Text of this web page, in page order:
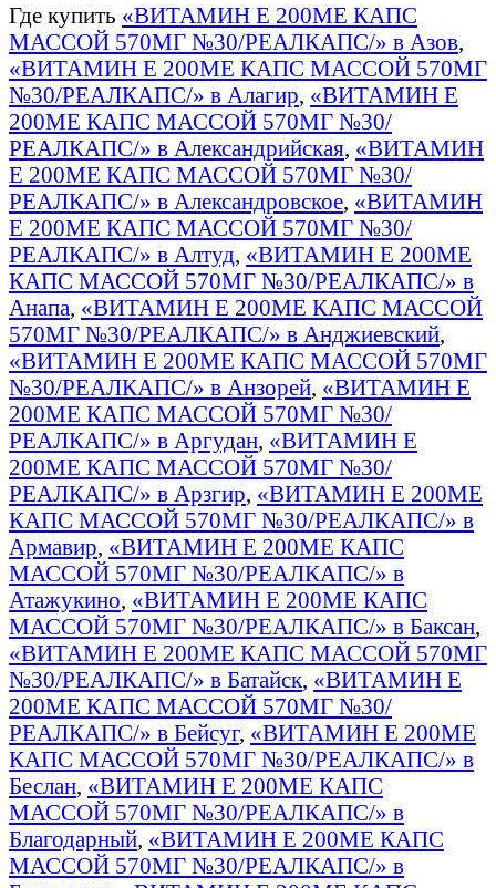
Где купить «ВИТАМИН Е 200МЕ КАПС
МАССОЙ 570МГ №30/РЕАЛКАПС/» в Азов,
«ВИТАМИН Е 200МЕ КАПС МАССОЙ 570МГ
№30/РЕАЛКАПС/» в Алагир, «ВИТАМИН Е
200МЕ КАПС МАССОЙ 570МГ №30/
РЕАЛКАПС/» в Александрийская, «ВИТАМИН
Е 200МЕ КАПС МАССОЙ 570МГ №30/
РЕАЛКАПС/» в Александровское, «ВИТАМИН
Е 200МЕ КАПС МАССОЙ 570МГ №30/
РЕАЛКАПС/» в Алтуд, «ВИТАМИН Е 200МЕ
КАПС МАССОЙ 570МГ №30/РЕАЛКАПС/» в
Анапа, «ВИТАМИН Е 200МЕ КАПС МАССОЙ
570МГ №30/РЕАЛКАПС/» в Анджиевский,
«ВИТАМИН Е 200МЕ КАПС МАССОЙ 570МГ
№30/РЕАЛКАПС/» в Анзорей, «ВИТАМИН Е
200МЕ КАПС МАССОЙ 570МГ №30/
РЕАЛКАПС/» в Аргудан, «ВИТАМИН Е
200МЕ КАПС МАССОЙ 570МГ №30/
РЕАЛКАПС/» в Арзгир, «ВИТАМИН Е 200МЕ
КАПС МАССОЙ 570МГ №30/РЕАЛКАПС/» в
Армавир, «ВИТАМИН Е 200МЕ КАПС
МАССОЙ 570МГ №30/РЕАЛКАПС/» в
Атажукино, «ВИТАМИН Е 200МЕ КАПС
МАССОЙ 570МГ №30/РЕАЛКАПС/» в Баксан,
«ВИТАМИН Е 200МЕ КАПС МАССОЙ 570МГ
№30/РЕАЛКАПС/» в Батайск, «ВИТАМИН Е
200МЕ КАПС МАССОЙ 570МГ №30/
РЕАЛКАПС/» в Бейсуг, «ВИТАМИН Е 200МЕ
КАПС МАССОЙ 570МГ №30/РЕАЛКАПС/» в
Беслан, «ВИТАМИН Е 200МЕ КАПС
МАССОЙ 570МГ №30/РЕАЛКАПС/» в
Благодарный, «ВИТАМИН Е 200МЕ КАПС
МАССОЙ 570МГ №30/РЕАЛКАПС/» в